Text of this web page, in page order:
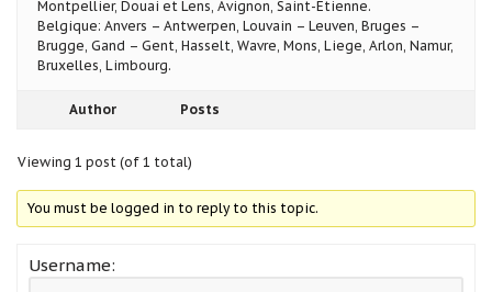
Montpellier, Douai et Lens, Avignon, Saint-Etienne.
Belgique: Anvers – Antwerpen, Louvain – Leuven, Bruges –
Brugge, Gand – Gent, Hasselt, Wavre, Mons, Liege, Arlon, Namur,
Bruxelles, Limbourg.
Author Posts
Viewing 1 post (of 1 total)
You must be logged in to reply to this topic.
Username: